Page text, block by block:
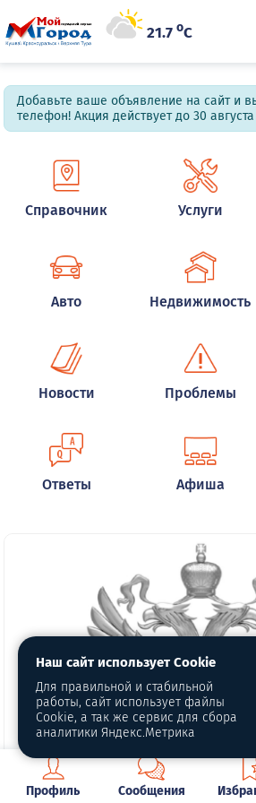
21.7oC
Добавьте ваше объявление на сайт и
телефон! Акция действует до 30
Справочник Услуги
Авто Недвижимость
Новости Проблемы
Ответы Афиша
Профиль Сообщения
Наш сайт использует Cookie
Для правильной и стабильной
работы, сайт использует файлы
Cookie, а так же сервис для сбора
аналитики Яндекс.Метрика